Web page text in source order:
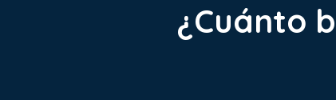
¿Cuánto